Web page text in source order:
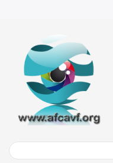
Search
Search